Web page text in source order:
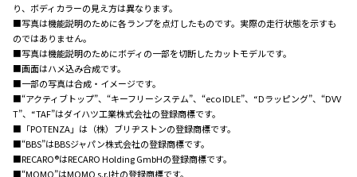
り、ボディカラーの見え方は異なります。
■写真は機能説明のために各ランプを点灯したものです。実際の走行状態を示すも
のではありません。
■写真は機能説明のためにボディの一部を切断したカットモデルです。
■画面はハメ込み合成です。
■一部の写真は合成・イメージです。
■“アクティブトップ”、“キーフリーシステム”、“eco IDLE”、“Dラッピング”、“DVV
T”、“TAF”はダイハツ工業株式会社の登録商標です。
■「POTENZA」は（株）ブリヂストンの登録商標です。
■“BBS”はBBSジャパン株式会社の登録商標です。
■RECARO®はRECARO Holding GmbHの登録商標です。
■“MOMO”はMOMO s.r.l社の登録商標です。